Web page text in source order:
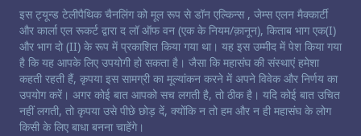
चैनलिंग अस्वीकरण:
इस ट्यून्ड टेलीपैथिक चैनलिंग को मूल रूप से डॉन एल्किन्स , जेम्स एलन मैक्कार्टी
और कार्ला एल रूकर्ट द्वारा द लॉ ऑफ वन (एक के नियम/क़ानून), किताब भाग एक(I)
और भाग दो (II) के रूप में प्रकाशित किया गया था। यह इस उम्मीद में पेश किया गया
है कि यह आपके लिए उपयोगी हो सकता है। जैसा कि महासंघ की संस्थाएं हमेशा
कहती रहती हैं, कृपया इस सामग्री का मूल्यांकन करने में अपने विवेक और निर्णय का
उपयोग करें। अगर कोई बात आपको सच लगती है, तो ठीक है। यदि कोई बात उचित
नहीं लगती, तो कृपया उसे पीछे छोड़ दें, क्योंकि न तो हम और न ही महासंघ के लोग
किसी के लिए बाधा बनना चाहेंगे।